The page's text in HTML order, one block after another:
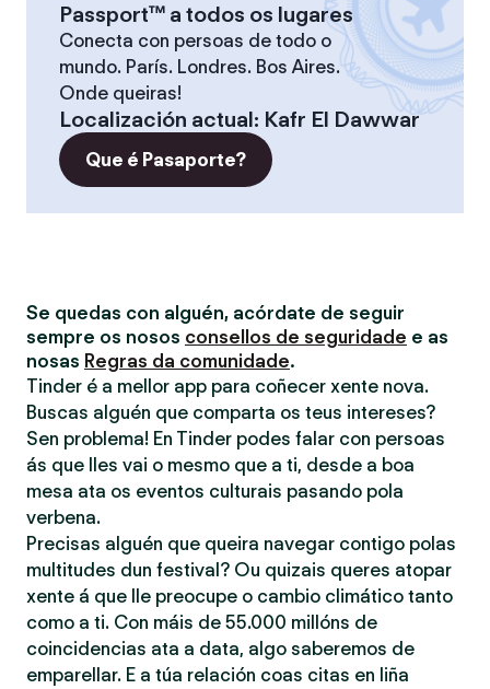
Passport™ a todos os lugares
Conecta con persoas de todo o
mundo. París. Londres. Bos Aires.
Onde queiras!
Localización actual: Kafr El Dawwar
Que é Pasaporte?
Se quedas con alguén, acórdate de seguir
sempre os nosos consellos de seguridade e as
nosas Regras da comunidade.
Tinder é a mellor app para coñecer xente nova.
Buscas alguén que comparta os teus intereses?
Sen problema! En Tinder podes falar con persoas
ás que lles vai o mesmo que a ti, desde a boa
mesa ata os eventos culturais pasando pola
verbena.
Precisas alguén que queira navegar contigo polas
multitudes dun festival? Ou quizais queres atopar
xente á que lle preocupe o cambio climático tanto
como a ti. Con máis de 55.000 millóns de
coincidencias ata a data, algo saberemos de
emparellar. E a túa relación coas citas en liña